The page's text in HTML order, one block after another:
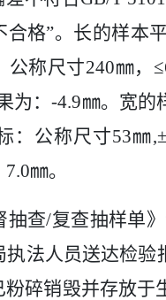
格”。长的样本
公称尺寸240㎜，≤
为：-4.9㎜。宽的
：公称尺寸53㎜,±
7.0㎜。
抽查/复查抽样单
执法人员送达检
碎销毁并存放